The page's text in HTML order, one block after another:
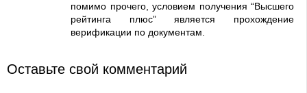
помимо прочего, условием получения “Высшего
рейтинга плюс” является прохождение
верификации по документам.
Оставьте свой комментарий